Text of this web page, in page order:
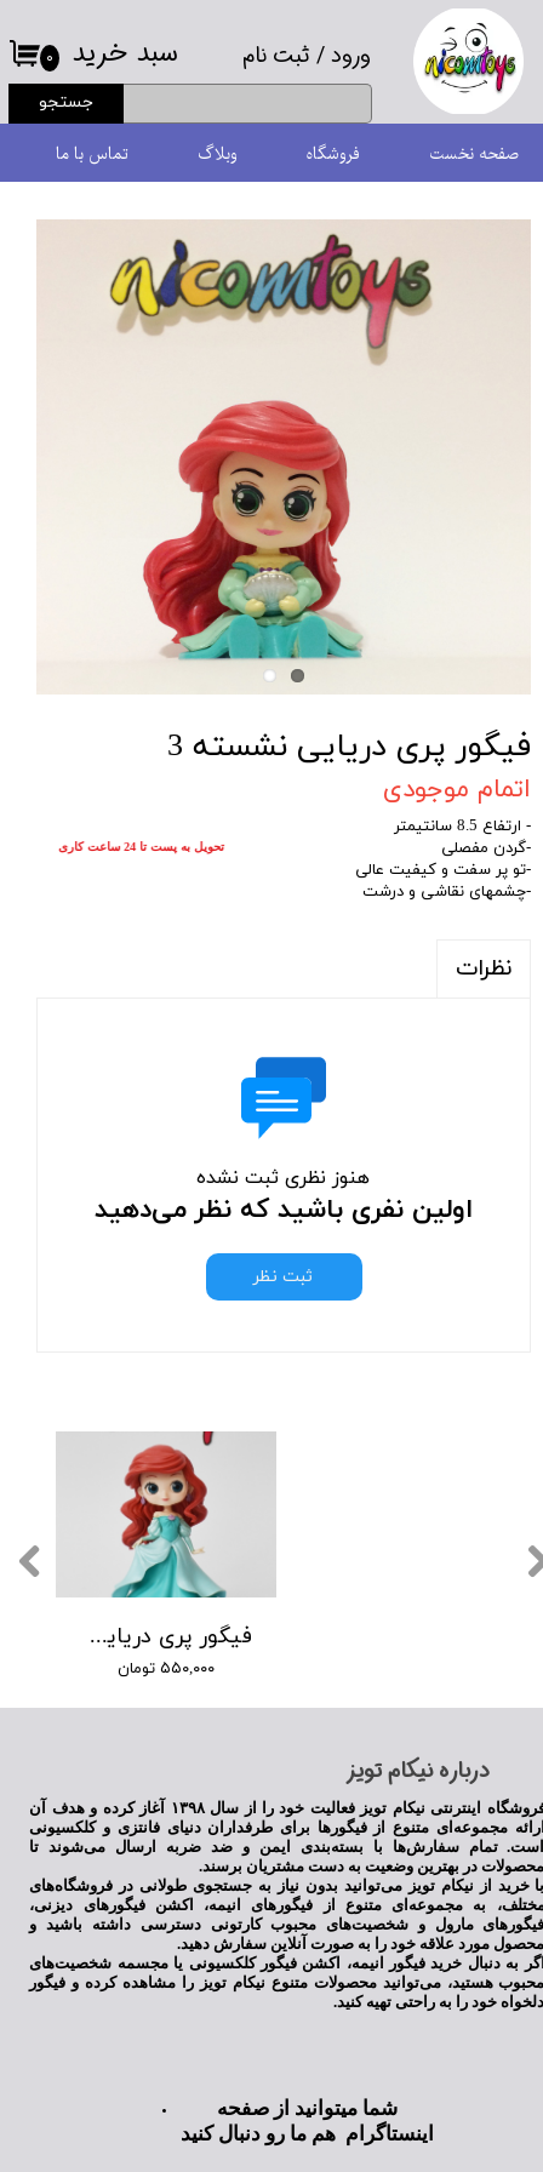
ورود/ ثبت نام
حساب کاربری من
تغییر گذر واژه
سفارشات
جستجو
۰ سبد خرید
صفحه نخست فروشگاه وبلاگ تماس با ما
فیگور پری دریایی نشسته 3
اتمام موجودی
- ارتفاع 8.5 سانتیمتر
-گردن مفصلی
-تو پر سفت و کیفیت عالی
-چشمهای نقاشی و درشت
نظرات
هنوز نظری ثبت نشده
اولین نفری باشید که نظر می‌دهید
ثبت نظر
فیگور پری دریایی با لباس سبز
۵۵۰,۰۰۰ تومان
تحویل به پست تا 24 ساعت کاری
​درباره نیکام تویز
فروشگاه اینترنتی نیکام تویز فعالیت خود را از سال ۱۳۹۸ آغاز کرده و هدف آن
مجموعه‌ای متنوع از فیگورها برای طرفداران دنیای فانتزی و کلکسیونی
تمام سفارش‌ها با بسته‌بندی ایمن و ضد ضربه ارسال می‌شوند تا
در بهترین وضعیت به دست مشتریان برسند.
خرید از نیکام تویز می‌توانید بدون نیاز به جستجوی طولانی در فروشگاه‌های
به مجموعه‌ای متنوع از فیگورهای انیمه، اکشن فیگورهای دیزنی،
مارول و شخصیت‌های محبوب کارتونی دسترسی داشته باشید و
مورد علاقه خود را به صورت آنلاین سفارش دهید.
به دنبال خرید فیگور انیمه، اکشن فیگور کلکسیونی یا مجسمه شخصیت‌های
هستید، می‌توانید محصولات متنوع نیکام تویز را مشاهده کرده و فیگور
خود را به راحتی تهیه کنید.
شما میتوانید از صفحه
اینستاگرام هم ما رو دنبال کنید